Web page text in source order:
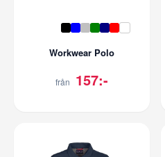
Workwear Polo
från 157:-